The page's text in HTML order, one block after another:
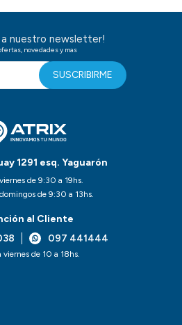
1291 esq. Yaguarón
de 9:30 a 19hs.
de 9:30 a 13hs.
al Cliente
097 441444
viernes de 10 a 18hs.
a nuestro newsletter!
novedades y mas
SUSCRIBIRME